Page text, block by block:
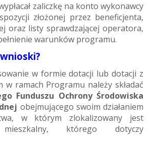
zaliczkę na konto wykonawcy
złożonej przez beneficjenta,
oraz listy sprawdzającej operatora,
warunków programu.
w formie dotacji lub dotacji z
w ramach Programu należy składać
Funduszu Ochrony Środowiska
obejmującego swoim działaniem
w którym zlokalizowany jest
mieszkalny, którego dotyczy